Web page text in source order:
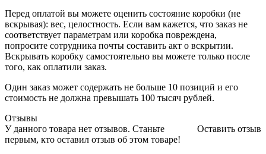
Перед оплатой вы можете оценить состояние коробки (не
вскрывая): вес, целостность. Если вам кажется, что заказ не
соответствует параметрам или коробка повреждена,
попросите сотрудника почты составить акт о вскрытии.
Вскрывать коробку самостоятельно вы можете только после
того, как оплатили заказ.
Один заказ может содержать не больше 10 позиций и его
стоимость не должна превышать 100 тысяч рублей.
Отзывы
Оставить отзыв
У данного товара нет отзывов. Станьте
первым, кто оставил отзыв об этом товаре!